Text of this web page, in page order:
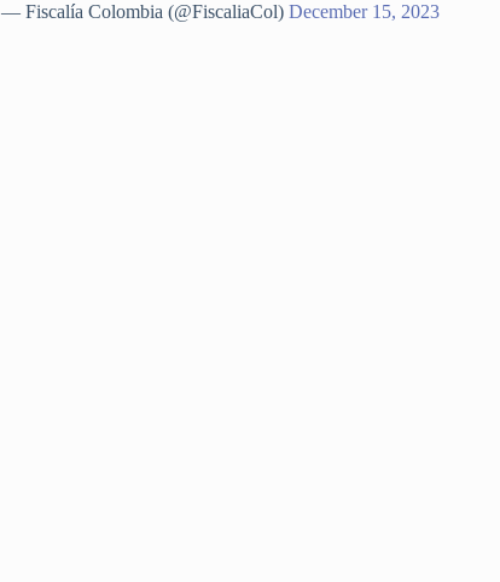
— Fiscalía Colombia (@FiscaliaCol)December 15, 2023